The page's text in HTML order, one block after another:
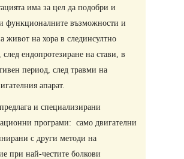
има за цел да подобри и
функционалните възможности и
живот на хорa в слединсултно
след ендопротезиране на стави, в
период, след травми на
апарат.
и специализирани
програми: само двигателни
с други методи на
при най-честите болкови